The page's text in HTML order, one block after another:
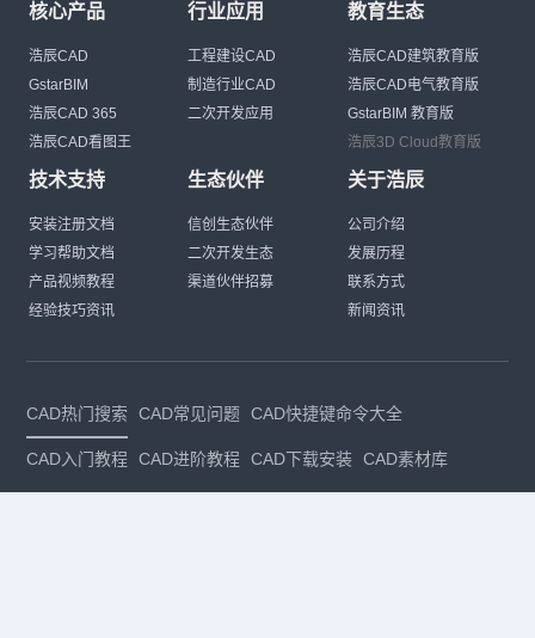
核心产品
浩辰CAD
GstarBIM
浩辰CAD 365
浩辰CAD看图王
行业应用
工程建设CAD
制造行业CAD
二次开发应用
教育生态
浩辰CAD建筑教育版
浩辰CAD电气教育版
GstarBIM 教育版
浩辰3D Cloud教育版
技术支持
安装注册文档
学习帮助文档
产品视频教程
经验技巧资讯
生态伙伴
信创生态伙伴
二次开发生态
渠道伙伴招募
关于浩辰
公司介绍
发展历程
联系方式
新闻资讯
CAD热门搜索 CAD常见问题 CAD快捷键命令大全
CAD入门教程 CAD进阶教程 CAD下载安装 CAD素材库